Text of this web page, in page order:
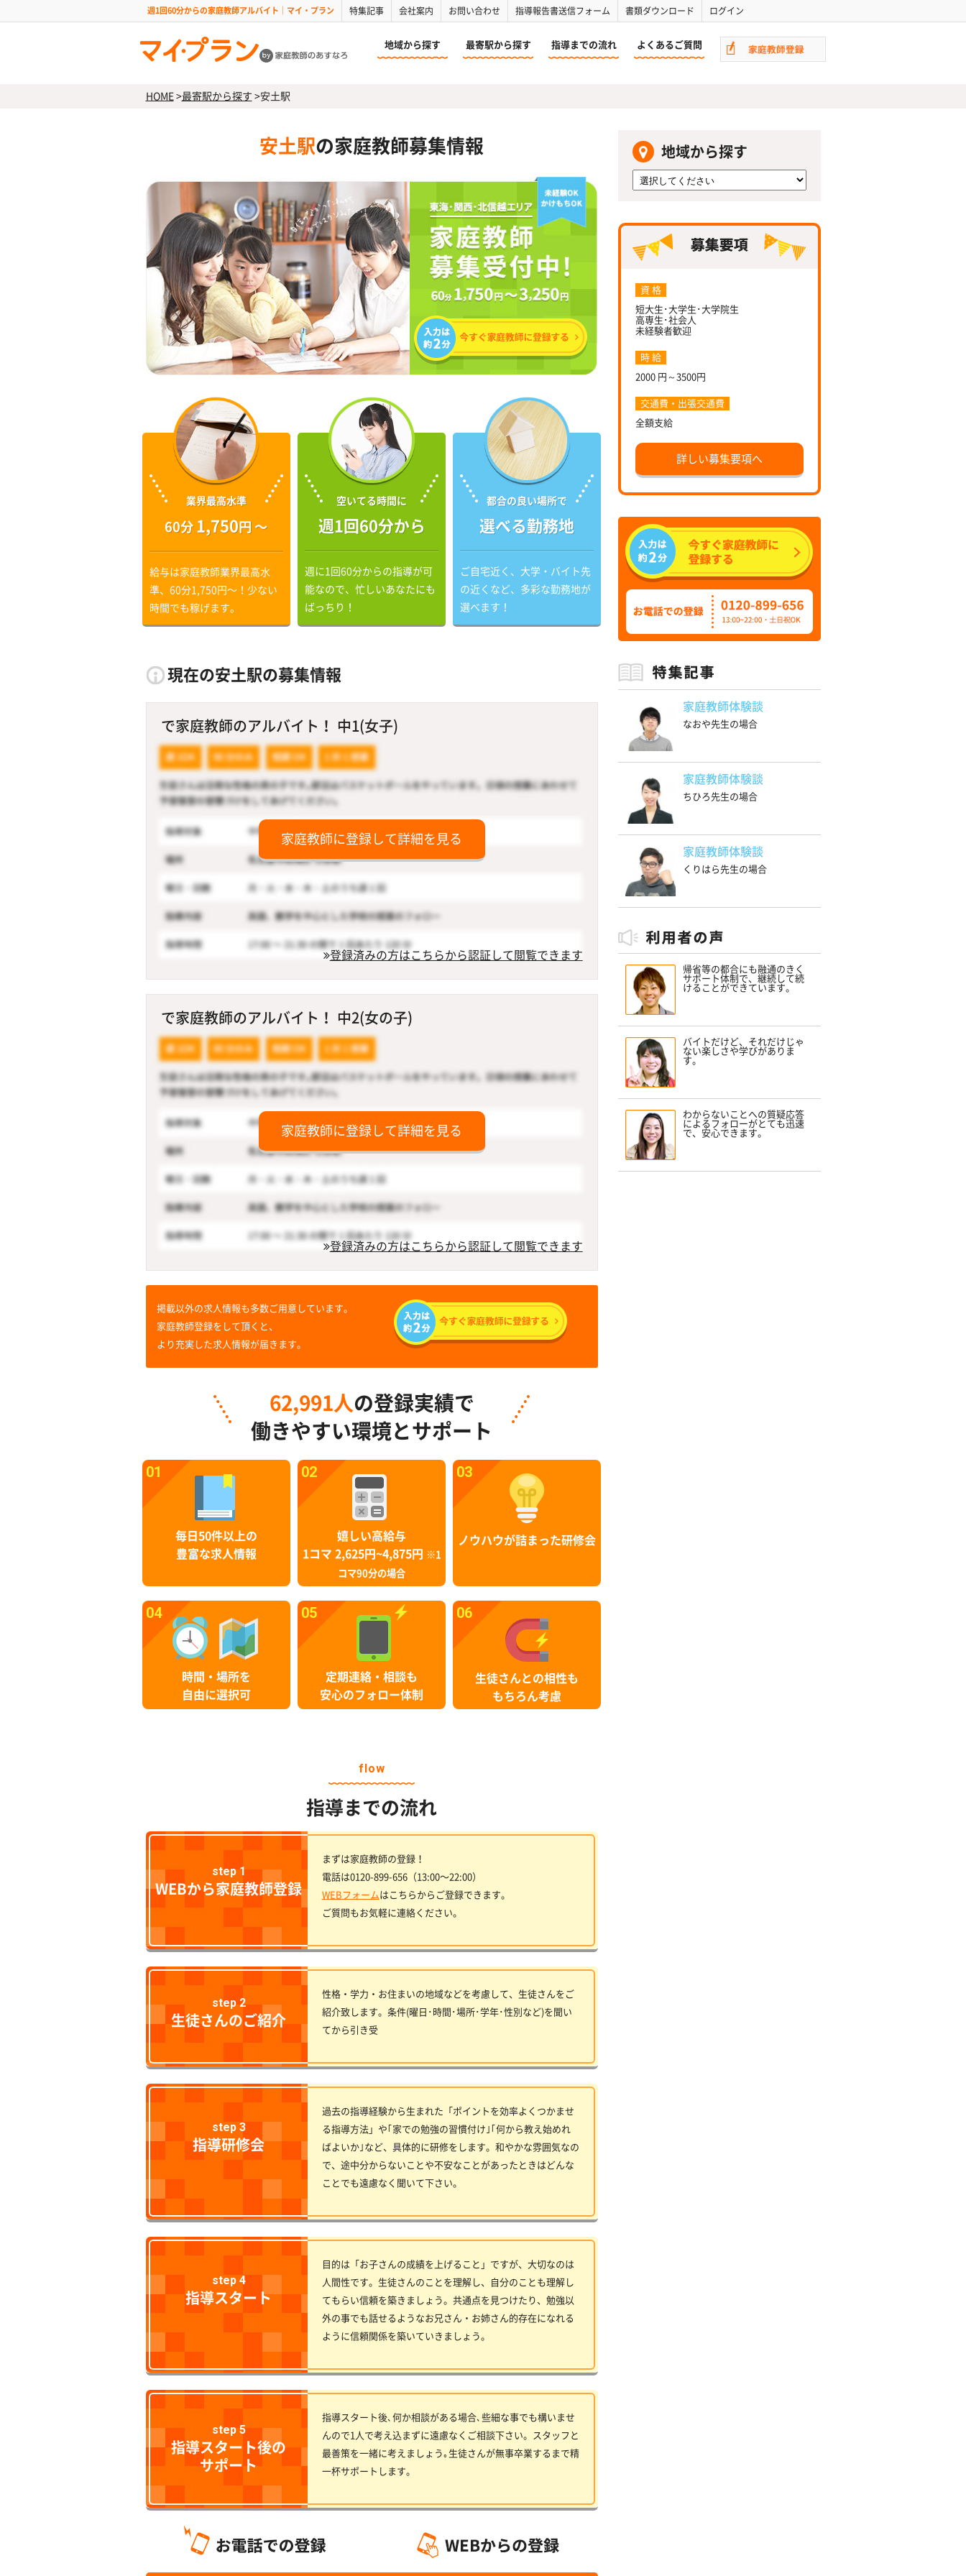
週1回60分からの家庭教師アルバイト｜マイ・プラン 特集記事 会社案内 お問い合わせ 指導報告書送信フォーム 書類ダウンロード ログイン
地域から探す 最寄駅から探す 指導までの流れ よくあるご質問
HOME>最寄駅から探す >安土駅
安土駅の家庭教師募集情報
業界最高水準
60分 1,750円 〜
給与は家庭教師業界最高水
準、60分1,750円〜！少ない
時間でも稼げます。
空いてる時間に
週1回60分から
週に1回60分からの指導が可
能なので、忙しいあなたにも
ばっちり！
都合の良い場所で
選べる勤務地
ご自宅近く、大学・バイト先
の近くなど、多彩な勤務地が
選べます！
現在の安土駅の募集情報
で家庭教師のアルバイト！ 中1(女子)
家庭教師に登録して詳細を見る
登録済みの方はこちらから認証して閲覧できます
で家庭教師のアルバイト！ 中2(女の子)
家庭教師に登録して詳細を見る
登録済みの方はこちらから認証して閲覧できます
掲載以外の求人情報も多数ご用意しています。
家庭教師登録をして頂くと、
より充実した求人情報が届きます。
62,991人 の登録実績で
働きやすい環境とサポート
01
毎日50件以上の
豊富な求人情報
02
嬉しい高給与
1コマ 2,625円~4,875円
※1
コマ90分の場合
03
ノウハウが詰まった研修会
04
時間・場所を
自由に選択可
05
定期連絡・相談も
安心のフォロー体制
06
生徒さんとの相性も
もちろん考慮
flow
指導までの流れ
step 1
WEBから家庭教師登録
まずは家庭教師の登録！
電話は0120-899-656（13:00〜22:00）
WEBフォームはこちらからご登録できます。
ご質問もお気軽に連絡ください。
step 2
生徒さんのご紹介
性格・学力・お住まいの地域などを考慮して、生徒さんをご
紹介致します。条件(曜日･時間･場所･学年･性別など)を聞い
てから引き受
step 3
指導研修会
過去の指導経験から生まれた「ポイントを効率よくつかませ
る指導方法」や｢家での勉強の習慣付け｣｢何から教え始めれ
ばよいか｣など、具体的に研修をします。和やかな雰囲気なの
で、途中分からないことや不安なことがあったときはどんな
ことでも遠慮なく聞いて下さい。
step 4
指導スタート
目的は「お子さんの成績を上げること」ですが、大切なのは
人間性です。生徒さんのことを理解し、自分のことも理解し
てもらい信頼を築きましょう。共通点を見つけたり、勉強以
外の事でも話せるようなお兄さん・お姉さん的存在になれる
ように信頼関係を築いていきましょう。
step 5
指導スタート後の
サポート
指導スタート後､何か相談がある場合､些細な事でも構いませ
んので1人で考え込まずに遠慮なくご相談下さい。スタッフと
最善策を一緒に考えましょう｡生徒さんが無事卒業するまで精
一杯サポートします。
地域から探す
資 格
短大生･大学生･大学院生
高専生･社会人
未経験者歓迎
時 給
2000 円～3500円
交通費・出張交通費
全額支給
詳しい募集要項へ
家庭教師体験談
なおや先生の場合
家庭教師体験談
ちひろ先生の場合
家庭教師体験談
くりはら先生の場合
帰省等の都合にも融通のきく
サポート体制で、継続して続
けることができています。
バイトだけど、それだけじゃ
ない楽しさや学びがありま
す。
わからないことへの質疑応答
によるフォローがとても迅速
で、安心できます。